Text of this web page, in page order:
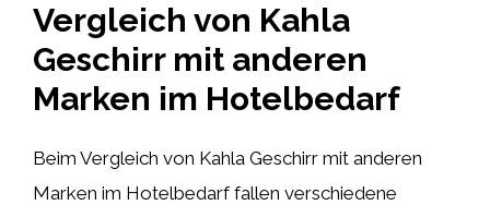
Vergleich von Kahla
Geschirr mit anderen
Marken im Hotelbedarf
Beim Vergleich von Kahla Geschirr mit anderen
Marken im Hotelbedarf fallen verschiedene